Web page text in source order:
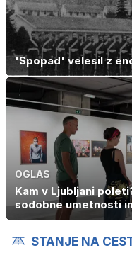
'Spopad' velesil z
OGLAS
Kam v Ljubljani
sodobne umetnosti
STANJE NA